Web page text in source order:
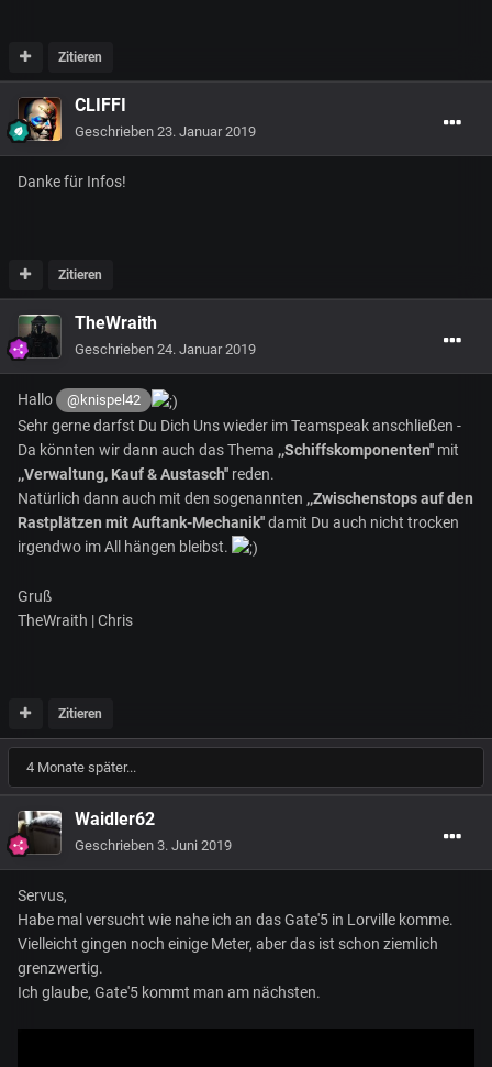
Zitieren
CLIFFI
Geschrieben 23. Januar 2019
Danke für Infos!
Zitieren
TheWraith
Geschrieben 24. Januar 2019
Hallo @knispel42
Sehr gerne darfst Du Dich Uns wieder im Teamspeak anschließen -
Da könnten wir dann auch das Thema ,,Schiffskomponenten'' mit
,,Verwaltung, Kauf & Austasch'' reden.
Natürlich dann auch mit den sogenannten ,,Zwischenstops auf den
Rastplätzen mit Auftank-Mechanik''damit Du auch nicht trocken
irgendwo im All hängen bleibst.
Gruß
TheWraith | Chris
Zitieren
4 Monate später...
Waidler62
Geschrieben 3. Juni 2019
Servus,
Habe mal versucht wie nahe ich an das Gate'5 in Lorville komme.
Vielleicht gingen noch einige Meter, aber das ist schon ziemlich
grenzwertig.
Ich glaube, Gate'5 kommt man am nächsten.